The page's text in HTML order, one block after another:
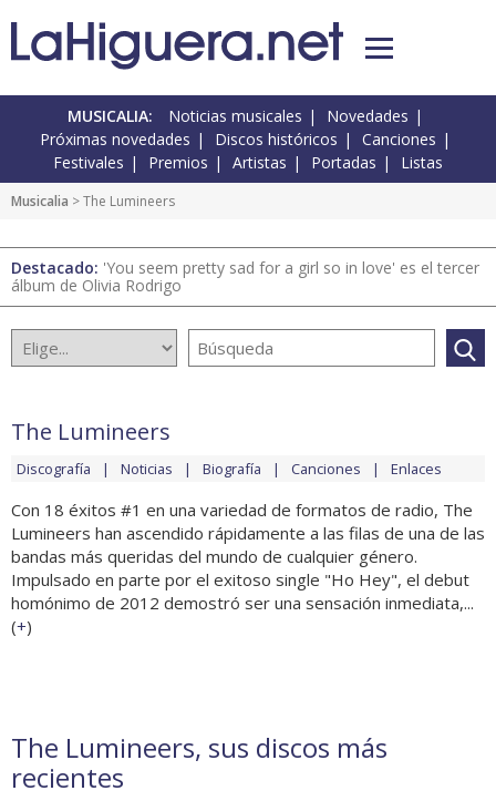
MUSICALIA: Noticias musicales
Novedades
Próximas novedades
Discos históricos
Canciones
Festivales
Premios Artistas Portadas Listas
Musicalia > The Lumineers
Destacado: 'You seem pretty sad for a girl so in love' es el tercer
álbum de Olivia Rodrigo
The Lumineers
Discografía Noticias Biografía Canciones Enlaces
Con 18 éxitos #1 en una variedad de formatos de radio, The
Lumineers han ascendido rápidamente a las filas de una de las
bandas más queridas del mundo de cualquier género.
Impulsado en parte por el exitoso single "Ho Hey", el debut
homónimo de 2012 demostró ser una sensación inmediata,...
(+)
The Lumineers, sus discos más
recientes